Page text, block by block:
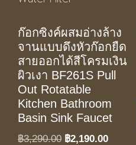
ก๊อกซิงค์ผสมอ่างล้าง
จานแบบดึงหัวก๊อกยืด
สายออกได้สีโครมเงิน
ผิวเงา BF261S Pull
Out Rotatable
Kitchen Bathroom
Basin Sink Faucet
฿3,290.00 Original
฿2,190.00Current